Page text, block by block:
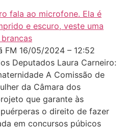
FM 16/05/2024 – 12:52
Deputados Laura Carneiro:
A Comissão de
da Câmara dos
que garante às
o direito de fazer
em concursos púbicos